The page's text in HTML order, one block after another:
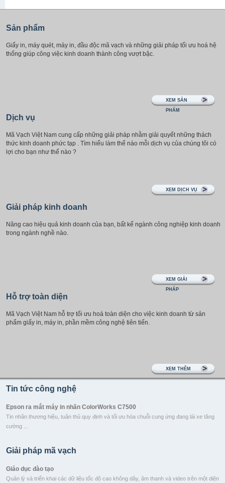
Sản phẩm
Giấy in, máy quét, máy in, đầu độc mã vạch và những giải pháp tối ưu hoá hệ
thống giúp công việc kinh doanh thành công vượt bậc.
XEM SẢN
PHẨM
Dịch vụ
Mã Vạch Việt Nam cung cấp những giải pháp nhằm giải quyết những thách
thức kinh doanh phức tạp . Tìm hiểu làm thế nào mỗi dịch vụ của chúng tôi có
lợi cho bạn như thế nào ?
XEM DỊCH VỤ
Giải pháp kinh doanh
Nâng cao hiệu quả kinh doanh của bạn, bất kể ngành công nghiệp kinh doanh
trong ngành nghề nào.
XEM GIẢI
PHÁP
Hỗ trợ toàn diện
Mã Vạch Việt Nam hỗ trợ tối ưu hoá toàn diện cho việc kinh doanh từ sản
phẩm giấy in, máy in, phần mềm công nghệ tiên tiến.
XEM THÊM
Tin tức công nghệ
Epson ra mắt máy in nhãn ColorWorks C7500
Tin nhãn thương hiệu, tuân thủ quy định và tối ưu hóa chuỗi cung ứng đang lái xe tăng
cường ...
Sản phẩm mới của Motorola - Symbol DS4308 2D series
Trọng lượng nhẹ mới của Motorola Symbol DS4308 tạo ảnh 2D, tính linh hoạt và hiệu
suất cao, cần thiết ...
Giải pháp mã vạch
Giáo dục đào tạo
Quản lý và triển khai các dữ liệu tốc độ cao không dây, âm thanh và video trên một diện